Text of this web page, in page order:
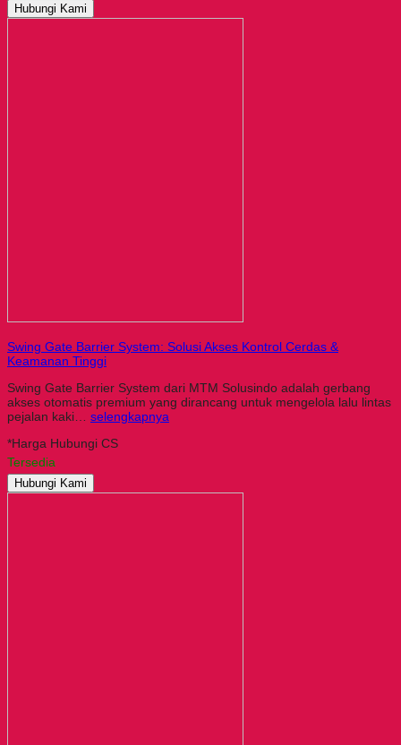
Hubungi Kami
Swing Gate Barrier System: Solusi Akses Kontrol Cerdas &
Keamanan Tinggi
Swing Gate Barrier System dari MTM Solusindo adalah gerbang
akses otomatis premium yang dirancang untuk mengelola lalu lintas
pejalan kaki… selengkapnya
*Harga Hubungi CS
Tersedia
Hubungi Kami